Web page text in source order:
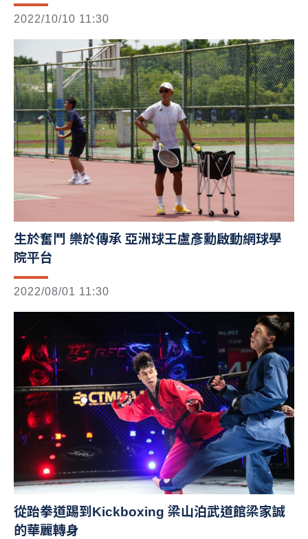
2022/10/10 11:30
生於奮鬥 樂於傳承 亞洲球王盧彥勳啟動網球學
院平台
2022/08/01 11:30
從跆拳道踢到Kickboxing 梁山泊武道館梁家誠
的華麗轉身